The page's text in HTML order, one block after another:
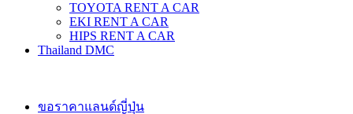
TOYOTA RENT A CAR
EKI RENT A CAR
HIPS RENT A CAR
Thailand DMC
ขอราคาแลนด์ญี่ปุ่น